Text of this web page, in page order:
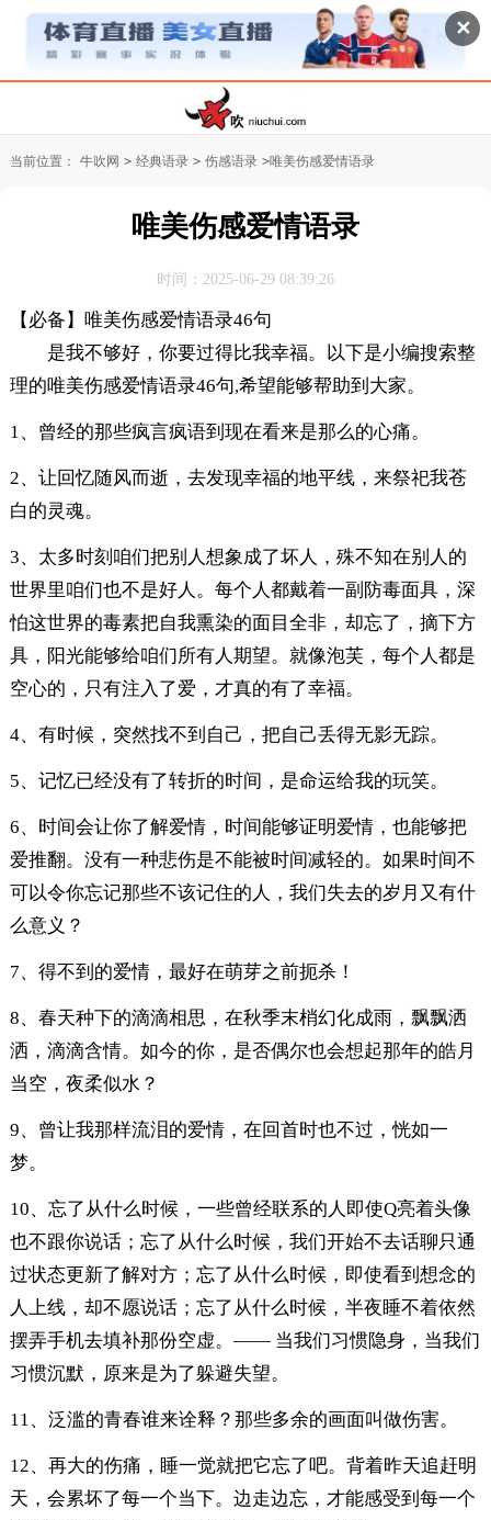
✕
当前位置： 牛吹网 > 经典语录 > 伤感语录 >唯美伤感爱情语录
唯美伤感爱情语录
时间：2025-06-29 08:39:26
【必备】唯美伤感爱情语录46句
是我不够好，你要过得比我幸福。以下是小编搜索整
理的唯美伤感爱情语录46句,希望能够帮助到大家。
1、曾经的那些疯言疯语到现在看来是那么的心痛。
2、让回忆随风而逝，去发现幸福的地平线，来祭祀我苍
白的灵魂。
3、太多时刻咱们把别人想象成了坏人，殊不知在别人的
世界里咱们也不是好人。每个人都戴着一副防毒面具，深
怕这世界的毒素把自我熏染的面目全非，却忘了，摘下方
具，阳光能够给咱们所有人期望。就像泡芙，每个人都是
空心的，只有注入了爱，才真的有了幸福。
4、有时候，突然找不到自己，把自己丢得无影无踪。
5、记忆已经没有了转折的时间，是命运给我的玩笑。
6、时间会让你了解爱情，时间能够证明爱情，也能够把
爱推翻。没有一种悲伤是不能被时间减轻的。如果时间不
可以令你忘记那些不该记住的人，我们失去的岁月又有什
么意义？
7、得不到的爱情，最好在萌芽之前扼杀！
8、春天种下的滴滴相思，在秋季末梢幻化成雨，飘飘洒
洒，滴滴含情。如今的你，是否偶尔也会想起那年的皓月
当空，夜柔似水？
9、曾让我那样流泪的爱情，在回首时也不过，恍如一
梦。
10、忘了从什么时候，一些曾经联系的人即使Q亮着头像
也不跟你说话；忘了从什么时候，我们开始不去话聊只通
过状态更新了解对方；忘了从什么时候，即使看到想念的
人上线，却不愿说话；忘了从什么时候，半夜睡不着依然
摆弄手机去填补那份空虚。—— 当我们习惯隐身，当我们
习惯沉默，原来是为了躲避失望。
11、泛滥的青春谁来诠释？那些多余的画面叫做伤害。
12、再大的伤痛，睡一觉就把它忘了吧。背着昨天追赶明
天，会累坏了每一个当下。边走边忘，才能感受到每一个